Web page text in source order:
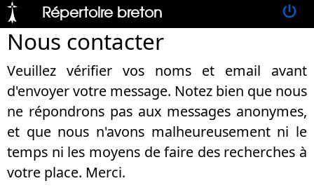
Répertoire breton
Nous contacter
Veuillez vérifier vos noms et email avant
d'envoyer votre message. Notez bien que nous
ne répondrons pas aux messages anonymes,
et que nous n'avons malheureusement ni le
temps ni les moyens de faire des recherches à
votre place. Merci.